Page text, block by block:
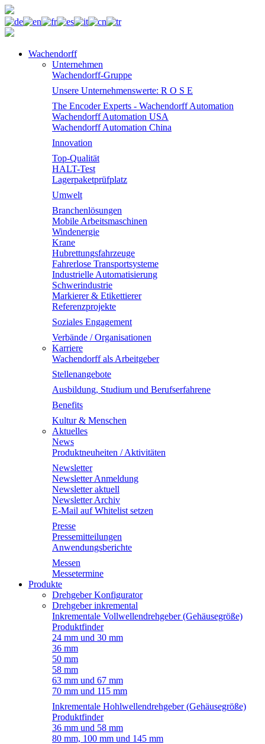
Wachendorff
Unternehmen
Wachendorff-Gruppe
Unsere Unternehmenswerte: R O S E
The Encoder Experts - Wachendorff Automation
Wachendorff Automation USA
Wachendorff Automation China
Innovation
Top-Qualität
HALT-Test
Lagerpaketprüfplatz
Umwelt
Branchenlösungen
Mobile Arbeitsmaschinen
Windenergie
Krane
Hubrettungsfahrzeuge
Fahrerlose Transportsysteme
Industrielle Automatisierung
Schwerindustrie
Markierer & Etikettierer
Referenzprojekte
Soziales Engagement
Verbände / Organisationen
Karriere
Wachendorff als Arbeitgeber
Stellenangebote
Ausbildung, Studium und Berufserfahrene
Benefits
Kultur & Menschen
Aktuelles
News
Produktneuheiten / Aktivitäten
Newsletter
Newsletter Anmeldung
Newsletter aktuell
Newsletter Archiv
E-Mail auf Whitelist setzen
Presse
Pressemitteilungen
Anwendungsberichte
Messen
Messetermine
Produkte
Drehgeber Konfigurator
Drehgeber inkremental
Inkrementale Vollwellendrehgeber (Gehäusegröße)
Produktfinder
24 mm und 30 mm
36 mm
50 mm
58 mm
63 mm und 67 mm
70 mm und 115 mm
Inkrementale Hohlwellendrehgeber (Gehäusegröße)
Produktfinder
36 mm und 58 mm
80 mm, 100 mm und 145 mm